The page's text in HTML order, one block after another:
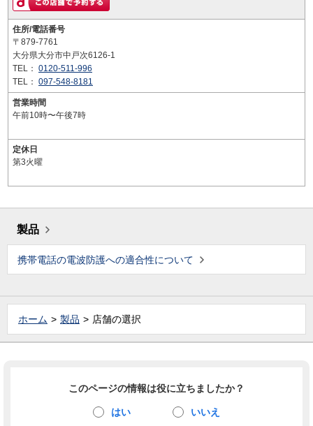
住所/電話番号
〒879-7761
大分県大分市中戸次6126-1
TEL： 0120-511-996
TEL： 097-548-8181
営業時間
午前10時〜午後7時
定休日
第3火曜
製品
携帯電話の電波防護への適合性について
ホーム 製品 店舗の選択
このページの情報は役に立ちましたか？
はい いいえ